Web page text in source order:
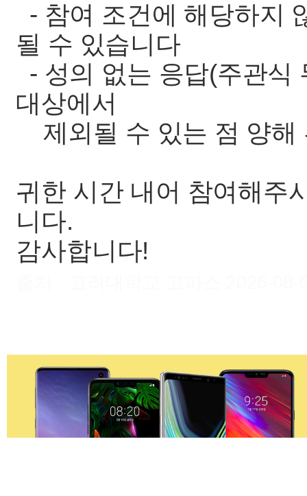
- 참여 조건에 해당하지
될 수 있습니다
- 성의 없는 응답(주관식
대상에서
제외될 수 있는 점 양해
귀한 시간 내어 참여해주
니다.
감사합니다!